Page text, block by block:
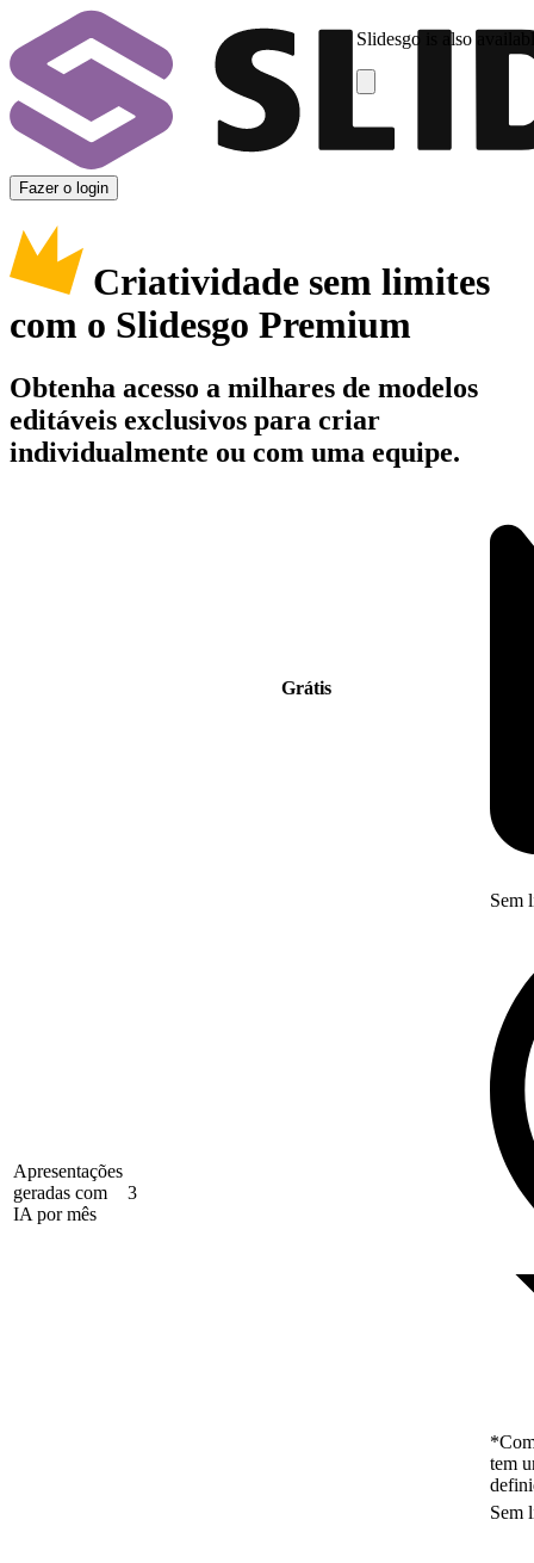
Slidesgo is also
Fazer o login
Criatividade sem limites
com o Slidesgo Premium
Obtenha acesso a milhares de modelos
editáveis exclusivos para criar
individualmente ou com uma equipe.
Grátis
Apresentações
geradas com
IA por mês
3
Sem
tem
Sem